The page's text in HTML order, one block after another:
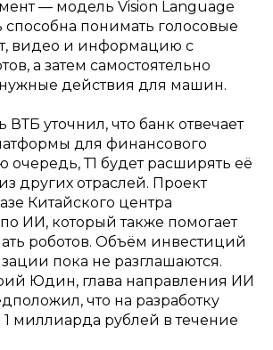
— модель Vision Language
понимать голосовые
видео и информацию с
а затем самостоятельно
действия для машин.
ВТБ уточнил, что банк отвечает
для финансового
очередь, Т1 будет расширять её
других отраслей. Проект
Китайского центра
ИИ, который также помогает
роботов. Объём инвестиций
пока не разглашаются.
Юдин, глава направления ИИ
что на разработку
миллиарда рублей в течение